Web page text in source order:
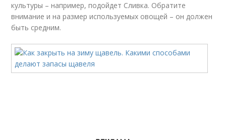
культуры – например, подойдет Сливка. Обратите
внимание и на размер используемых овощей – он должен
быть средним.